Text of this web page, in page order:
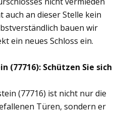
auch an dieser Stelle kein
bauen wir
ein neues Schloss ein.
(77716): Schützen Sie sich
(77716) ist nicht nur die
Türen, sondern er